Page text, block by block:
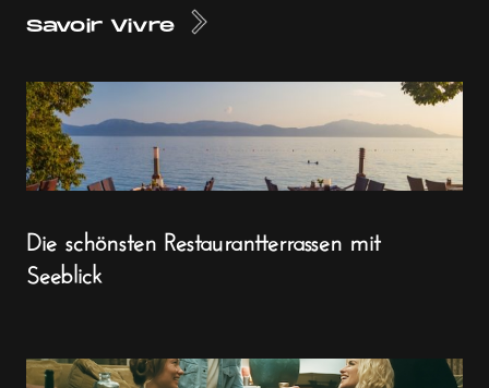
Savoir Vivre
Die schönsten Restaurantterrassen mit
Seeblick